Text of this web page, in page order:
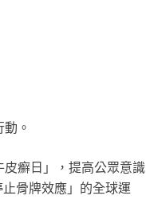
。
癬日」，提高公眾意識
骨牌效應」的全球運